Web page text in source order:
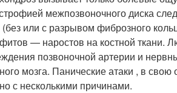
межпозвоночного диска
(без или с разрывом фиброзного
— наростов на костной ткани.
позвоночной артерии и
мозга. Панические атаки , в
с несколькими причинами.